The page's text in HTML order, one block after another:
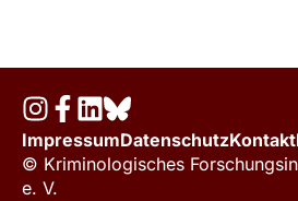
ImpressumDatenschutzKontakt
© Kriminologisches
e. V.